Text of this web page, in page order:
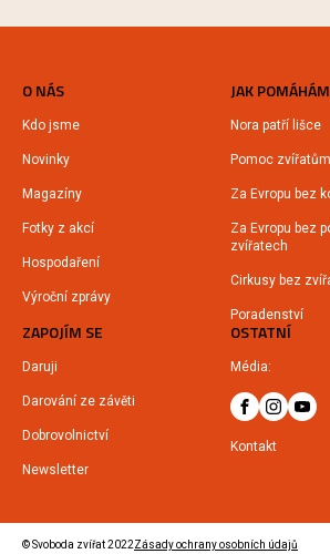
O NÁS
Kdo jsme
Novinky
Magazíny
Fotky z akcí
Hospodaření
Výroční zprávy
JAK
Nora patří lišce
Pomoc
Za Evropu bez
Za Evropu bez
zvířatech
Cirkusy bez
Poradenství
ZAPOJÍM SE
Daruji
Darování ze závěti
Dobrovolnictví
Newsletter
OSTATNÍ
Média:
Kontakt
© Svoboda zvířat 2022Zásady ochrany osobních údajů